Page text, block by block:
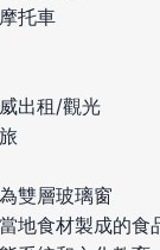
托車
出租/觀光
雙層玻璃窗
地食材製成的食